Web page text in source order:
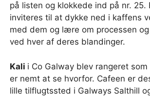
på listen og klokkede ind på nr. 25.
inviteres til at dykke ned i kaffens
med dem og lære om processen
ved hver af deres blandinger.
Kali i Co Galway blev rangeret
er nemt at se hvorfor. Cafeen er
lille tilflugtssted i Galways Salthill